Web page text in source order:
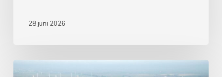
28 juni 2026